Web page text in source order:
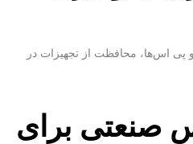
پی اس‌ها، محافظت از تجهیزات در
صنعتی برای